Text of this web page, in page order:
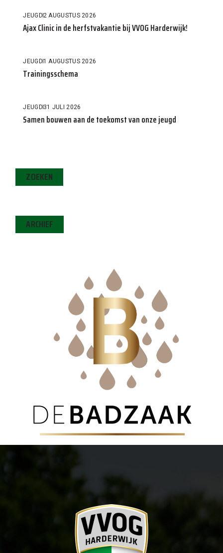
JEUGD2 AUGUSTUS 2026
Ajax Clinic in de herfstvakantie bij VVOG Harderwijk!
JEUGD1 AUGUSTUS 2026
Trainingsschema
JEUGD31 JULI 2026
Samen bouwen aan de toekomst van onze jeugd
ZOEKEN
ARCHIEF